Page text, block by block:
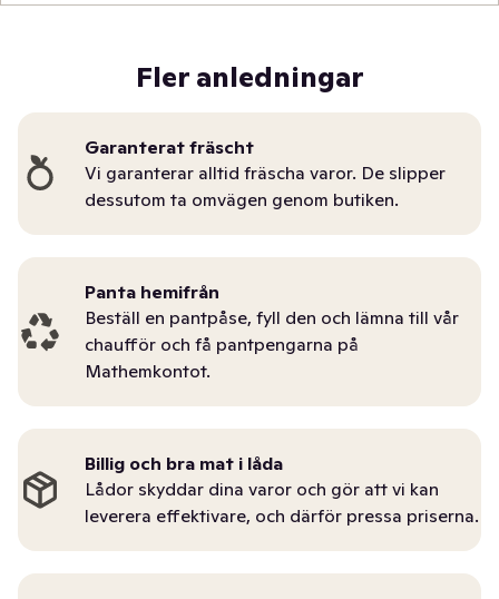
Fler anledningar
Garanterat fräscht
Vi garanterar alltid fräscha varor. De slipper
dessutom ta omvägen genom butiken.
Panta hemifrån
Beställ en pantpåse, fyll den och lämna till vår
chaufför och få pantpengarna på
Mathemkontot.
Billig och bra mat i låda
Lådor skyddar dina varor och gör att vi kan
leverera effektivare, och därför pressa priserna.